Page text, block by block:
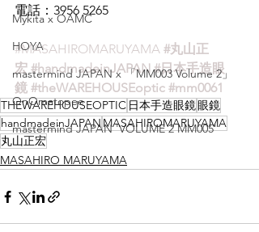
Mykita x OAMC
HOYA
mastermind JAPAN x 「MM003 Volume 2」
OnOmatopee
mastermind JAPAN 'VOLUME 2 MM005'
電話：3956 5265
#MASAHIROMARUYAMA #丸山正
宏 #handmadeinJAPAN #日本手造眼
鏡 #theWAREHOUSEoptic #mm0061
THEWAREHOUSEOPTIC 日本手造眼鏡眼鏡
handmadeinJAPANMASAHIROMARUYAMA
丸山正宏
MASAHIRO MARUYAMA